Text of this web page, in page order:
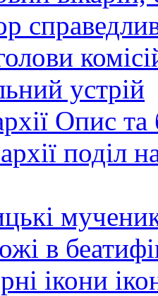
устрій
Опис та
поділ
в
ікони